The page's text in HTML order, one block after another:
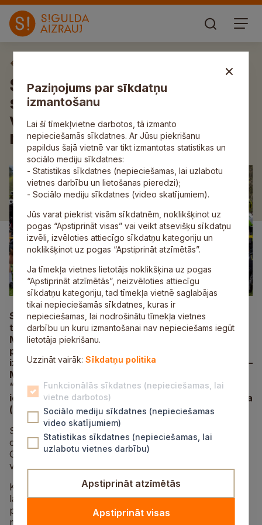
Siguldas kāpumos aizvadīts
sezonas otrais “Latvijas
valsts mežu” MTB/Gravel
maratona posms
Svētdien, 10. maijā, Siguldā aizvadīts populārā
tautas velo seriāla – “Latvijas valsts mežu”
MTB/Gravel maratona posms – sezonas otrais
posms. Tajā “Toyota” Gravel distancē uzvaru
izcīnīja Latvijas čempions Oskars Muižnieks (“DTG
–
MySport”) un Renāte Rodionova (“Ādaži Velo”).
“Everest” MTB braucienā tikmēr pirmās vietas
ieguva Ģirts Cirvelis (“Roadex”) un Monta Pauloviča
(“Latvian Cycling Girls”).
Siguldas novada pašvaldība pasākuma laikā saņēma
organizatoru pateicību par ieguldījumu LVM MTB un
Gravel maratona attīstībā un Siguldas kā nozīmīgas
velo sacensību norises vietas stiprināšanā.
Kopumā Siguldas posms pagāja braukšanai izcilos
laika apstākļos. Šis posms, kas seriālā ir no pašiem
pirmsākumiem, šogad bija ieguvis jaunu veidolu –
maršrutos tika iekļautas jaunas un ļoti aizraujošas
Paziņojums par sīkdatņu
izmantošanu
Lai šī tīmekļvietne darbotos, tā izmanto
nepieciešamās sīkdatnes. Ar Jūsu piekrišanu
papildus šajā vietnē var tikt izmantotas statistikas un
sociālo mediju sīkdatnes:
- Statistikas sīkdatnes (nepieciešamas, lai uzlabotu
vietnes darbību un lietošanas pieredzi);
- Sociālo mediju sīkdatnes (video skatījumiem).
Jūs varat piekrist visām sīkdatnēm, noklikšķinot uz
pogas “Apstiprināt visas” vai veikt atsevišķu sīkdatņu
izvēli, izvēloties attiecīgo sīkdatņu kategoriju un
noklikšķinot uz pogas “Apstiprināt atzīmētās”.
Ja tīmekļa vietnes lietotājs noklikšķina uz pogas
“Apstiprināt atzīmētās”, neizvēloties attiecīgu
sīkdatņu kategoriju, tad tīmekļa vietnē saglabājas
tikai nepieciešamās sīkdatnes, kuras ir
nepieciešamas, lai nodrošinātu tīmekļa vietnes
darbību un kuru izmantošanai nav nepieciešams iegūt
lietotāja piekrišanu.
Uzzināt vairāk:Sīkdatņu politika
Funkcionālās sīkdatnes (nepieciešamas, lai
vietne darbotos)
Sociālo mediju sīkdatnes (nepieciešamas
video skatījumiem)
Statistikas sīkdatnes (nepieciešamas, lai
uzlabotu vietnes darbību)
Apstiprināt atzīmētās
Apstiprināt visas